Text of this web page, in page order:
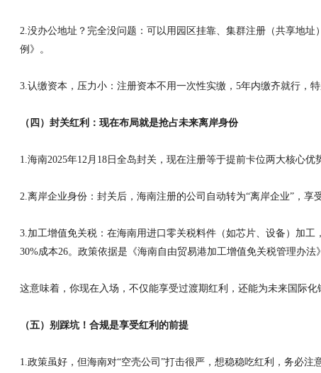
2.没办公地址？完全没问题：可以用园区挂靠、集群注册（共享地
例》。
3.认缴资本，压力小：注册资本不用一次性实缴，5年内缴齐就行，
（四）封关红利：现在布局就是抢占未来离岸身份
1.海南2025年12月18日全岛封关，现在注册等于提前卡位两大核心优
2.离岸企业身份：封关后，海南注册的公司自动转为“离岸企业”，享
3.加工增值免关税：在海南用进口零关税料件（如芯片、设备）加
30%成本26。政策依据是《海南自由贸易港加工增值免关税管理办法
这意味着，你现在入场，不仅能享受过渡期红利，还能为未来国际化
（五）别踩坑！合规是享受红利的前提
1.政策虽好，但海南对“空壳公司”打击很严，想稳稳吃红利，务必注